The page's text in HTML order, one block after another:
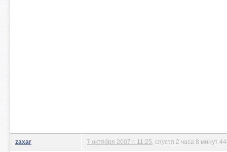
zaxar 7 октября 2007 г. 11:25 , спустя 2 часа 8 минут